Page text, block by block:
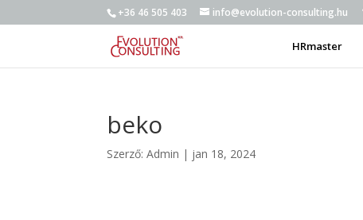
+36 46 505 403 info@evolution-consulting.hu
HRmaster
beko
Szerző:Admin | jan 18, 2024